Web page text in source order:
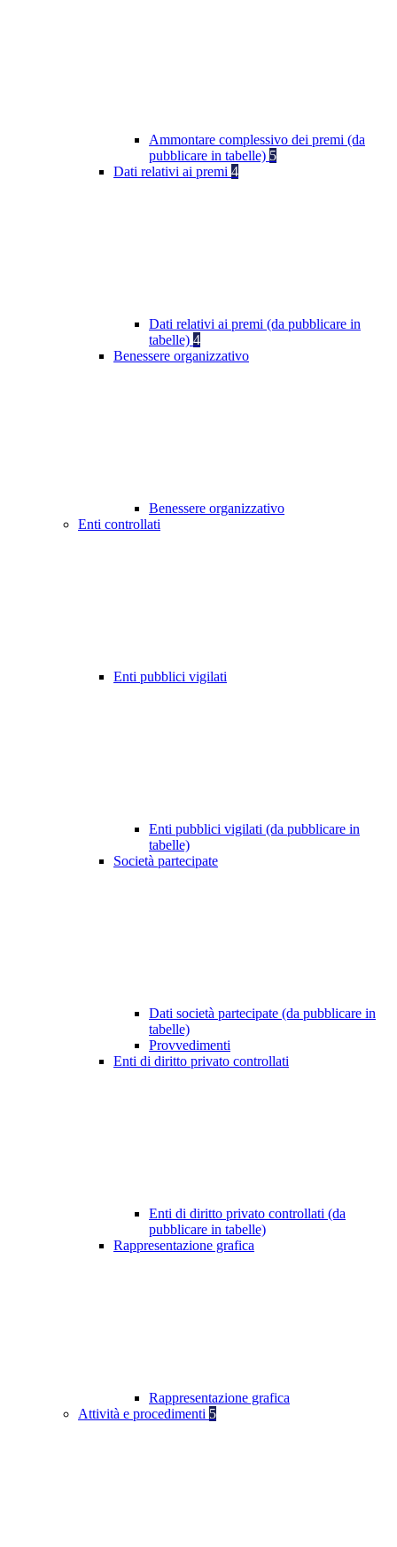
Ammontare complessivo dei premi (da
pubblicare in tabelle) 5
Dati relativi ai premi 4
Dati relativi ai premi (da pubblicare in
tabelle) 4
Benessere organizzativo
Benessere organizzativo
Enti controllati
Enti pubblici vigilati
Enti pubblici vigilati (da pubblicare in
tabelle)
Società partecipate
Dati società partecipate (da pubblicare in
tabelle)
Provvedimenti
Enti di diritto privato controllati
Enti di diritto privato controllati (da
pubblicare in tabelle)
Rappresentazione grafica
Rappresentazione grafica
Attività e procedimenti 5